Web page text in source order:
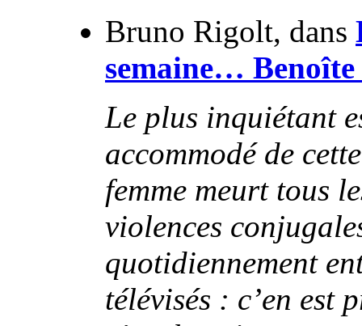
Bruno Rigolt, dans
semaine…
Le plus inquiétant
accommodé de
femme meurt tous
violences
quotidiennement
télévisés : c’en est